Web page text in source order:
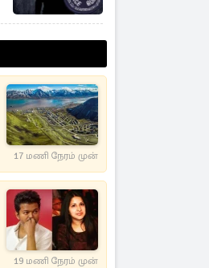
17 மணி நேரம் முன்
19 மணி நேரம் முன்